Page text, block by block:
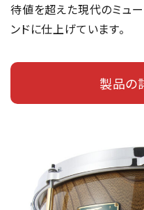
待値を超えた現代のミュ
ンドに仕上げています。
製品の